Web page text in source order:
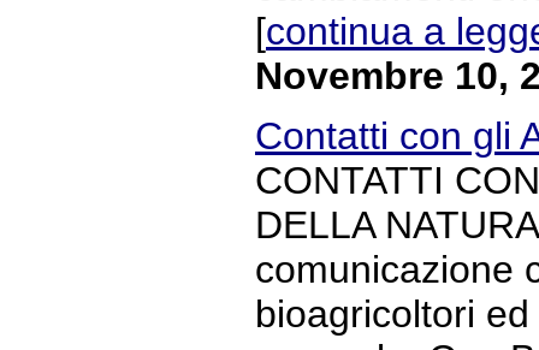
[continua a
Novembre 10,
Contatti con gli
CONTATTI
DELLA
comunicazione
bioagricoltori